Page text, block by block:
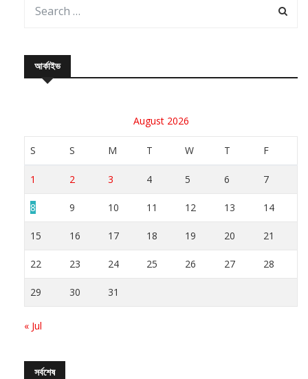
আর্কাইভ
August 2026
S S M T W T F
1 2 3 4 5 6 7
8 9 10 11 12 13 14
15 16 17 18 19 20 21
22 23 24 25 26 27 28
29 30 31
« Jul
সর্বশেষ